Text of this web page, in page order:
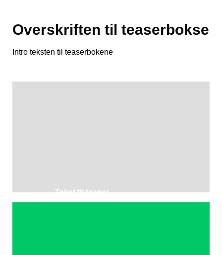
Overskriften til teaserbokse
Intro teksten til teaserbokene
Overskrift til teaser
Tekst til teaser